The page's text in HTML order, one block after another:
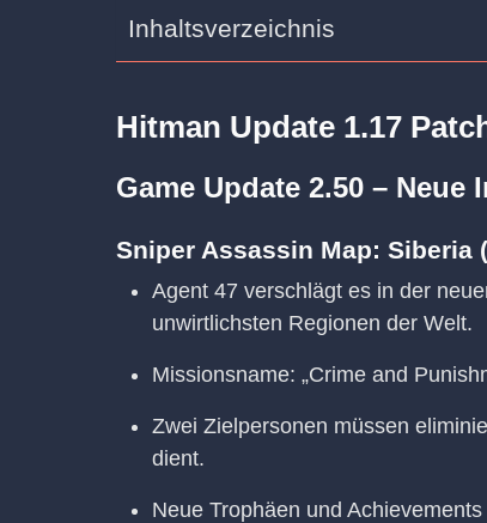
Inhaltsverzeichnis
Hitman Update 1.17
Game Update 2.50 – Neue
Sniper Assassin Map: Siberia
Agent 47 verschlägt es in der
unwirtlichsten Regionen der Welt.
Missionsname: „Crime and
Zwei Zielpersonen müssen
dient.
Neue Trophäen und